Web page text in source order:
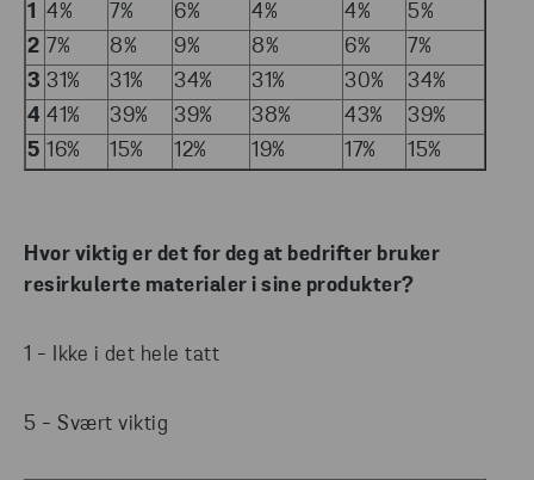
1 4% 7% 6% 4% 4%
5%
2 7% 8% 9% 8% 6%
7%
3 31% 31% 34% 31% 30%
34%
4 41% 39% 39% 38% 43%
39%
5 16% 15% 12% 19% 17% 15%
Hvor viktig er det for deg at bedrifter bruker
resirkulerte materialer i sine produkter?
1 - Ikke i det hele tatt
5 - Svært viktig